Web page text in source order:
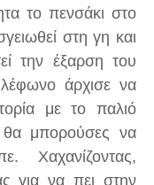
το πενσάκι στο
στη γη και
την έξαρση του
άρχισε να
με το παλιό
μπορούσες να
Χαχανίζοντας,
για να πει στην